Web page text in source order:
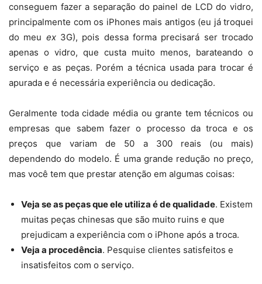
conseguem fazer a separação do painel de LCD do vidro,
principalmente com os iPhones mais antigos (eu já troquei
do meu ex3G), pois dessa forma precisará ser trocado
apenas o vidro, que custa muito menos, barateando o
serviço e as peças. Porém a técnica usada para trocar é
apurada e é necessária experiência ou dedicação.
Geralmente toda cidade média ou grante tem técnicos ou
empresas que sabem fazer o processo da troca e os
preços que variam de 50 a 300 reais (ou mais)
dependendo do modelo. É uma grande redução no preço,
mas você tem que prestar atenção em algumas coisas:
Veja se as peças que ele utiliza é de qualidade. Existem
muitas peças chinesas que são muito ruins e que
prejudicam a experiência com o iPhone após a troca.
Veja a procedência. Pesquise clientes satisfeitos e
insatisfeitos com o serviço.